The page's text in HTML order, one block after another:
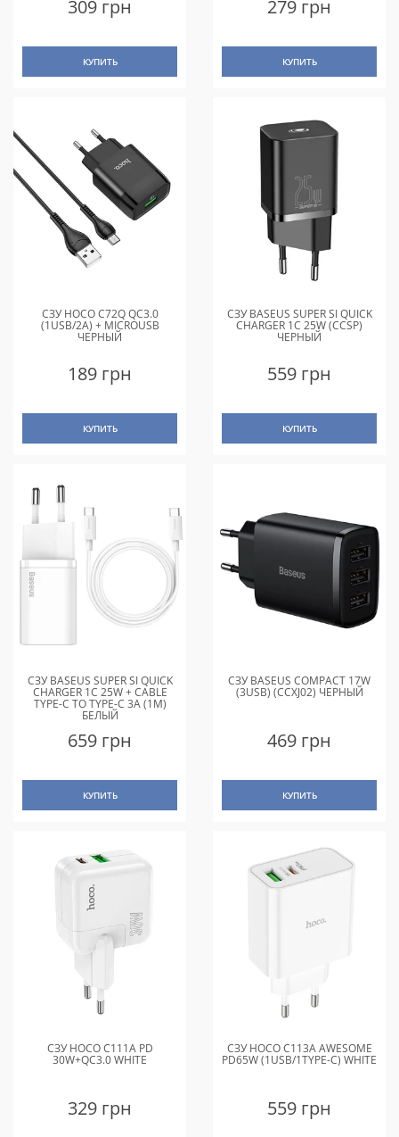
309 грн
КУПИТЬ
279 грн
КУПИТЬ
СЗУ HOCO C72Q QC3.0
(1USB/2A) + MICROUSB
ЧЕРНЫЙ
189 грн
КУПИТЬ
СЗУ BASEUS SUPER SI QUICK
CHARGER 1C 25W (CCSP)
ЧЕРНЫЙ
559 грн
КУПИТЬ
СЗУ BASEUS SUPER SI QUICK
CHARGER 1C 25W + CABLE
TYPE-C TO TYPE-C 3A (1M)
БЕЛЫЙ
659 грн
КУПИТЬ
СЗУ BASEUS COMPACT 17W
(3USB) (CCXJ02) ЧЕРНЫЙ
469 грн
КУПИТЬ
СЗУ HOCO C111A PD
30W+QC3.0 WHITE
329 грн
СЗУ HOCO C113A AWESOME
PD65W (1USB/1TYPE-C) WHITE
559 грн